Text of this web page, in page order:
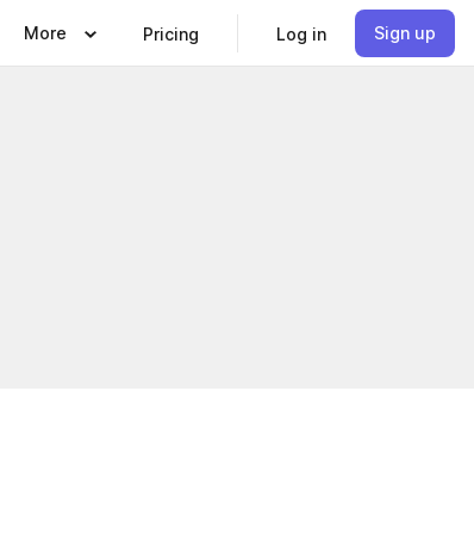
More Pricing Log in Sign up